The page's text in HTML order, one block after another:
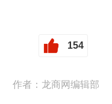
154
作者：龙商网编辑部